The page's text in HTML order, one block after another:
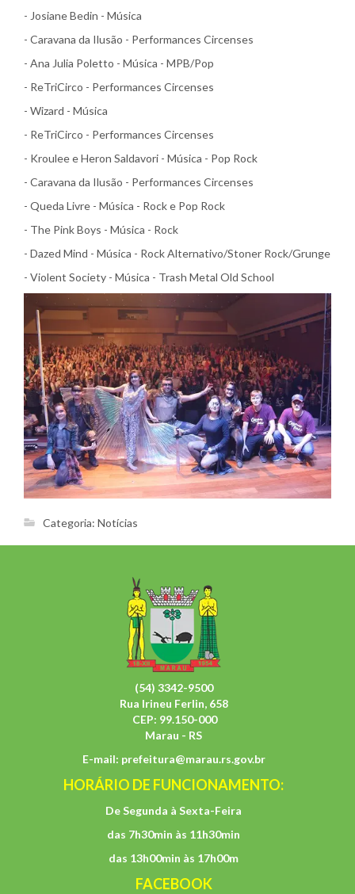
- Josiane Bedin - Música
- Caravana da Ilusão - Performances Circenses
- Ana Julia Poletto - Música - MPB/Pop
- ReTriCirco - Performances Circenses
- Wizard - Música
- ReTriCirco - Performances Circenses
- Kroulee e Heron Saldavori - Música - Pop Rock
- Caravana da Ilusão - Performances Circenses
- Queda Livre - Música - Rock e Pop Rock
- The Pink Boys - Música - Rock
- Dazed Mind - Música - Rock Alternativo/Stoner Rock/Grunge
- Violent Society - Música - Trash Metal Old School
Categoria: Notícias
(54) 3342-9500
Rua Irineu Ferlin, 658
CEP: 99.150-000
Marau - RS
E-mail: prefeitura@marau.rs.gov.br
HORÁRIO DE FUNCIONAMENTO:
De Segunda à Sexta-Feira
das 7h30min às 11h30min
das 13h00min às 17h00m
FACEBOOK